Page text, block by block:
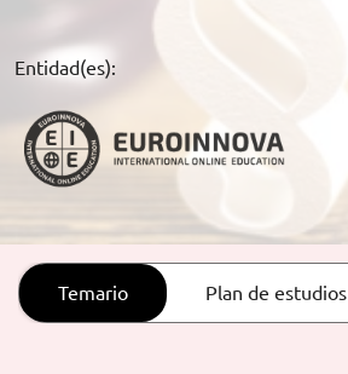
RECURSOS EDUCATIVOS
ARTÍCULOS
ORIENTACIÓN LABORAL
Entidad(es):
Temario Plan de estudios